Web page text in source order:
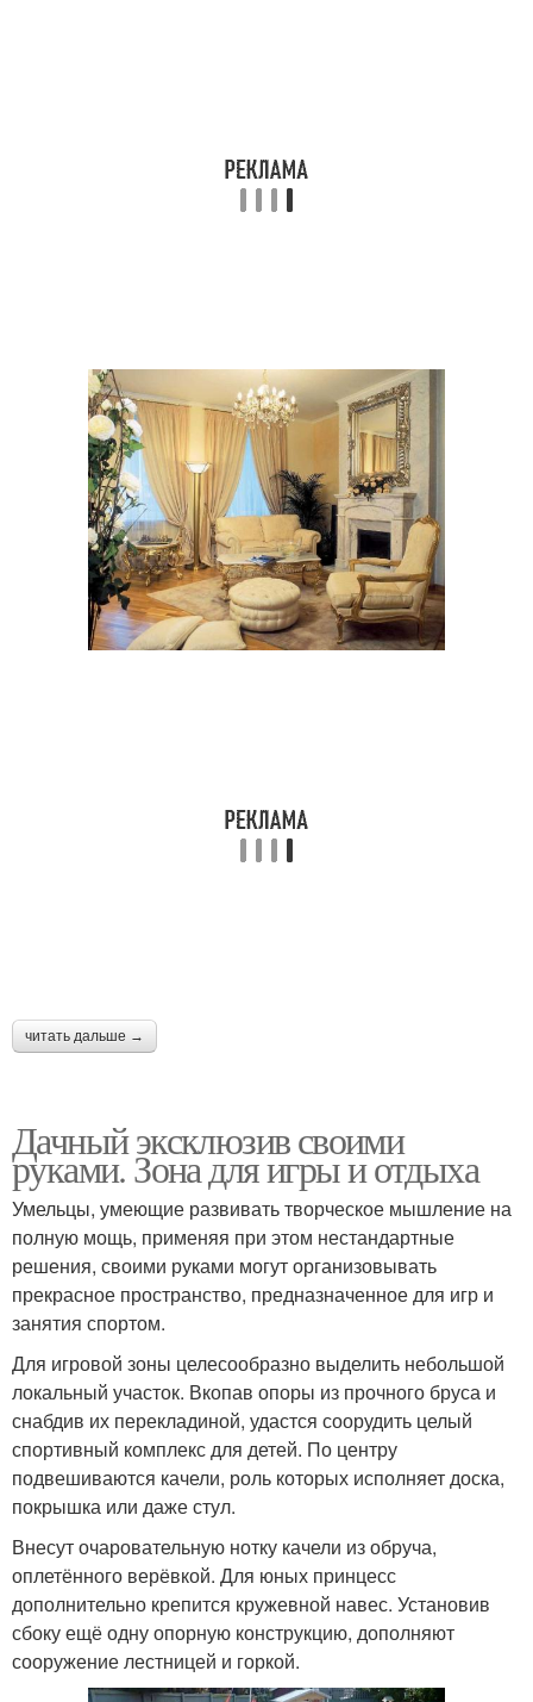
читать дальше →
Дачный эксклюзив своими
руками. Зона для игры и отдыха
Умельцы, умеющие развивать творческое мышление на
полную мощь, применяя при этом нестандартные
решения, своими руками могут организовывать
прекрасное пространство, предназначенное для игр и
занятия спортом.
Для игровой зоны целесообразно выделить небольшой
локальный участок. Вкопав опоры из прочного бруса и
снабдив их перекладиной, удастся соорудить целый
спортивный комплекс для детей. По центру
подвешиваются качели, роль которых исполняет доска,
покрышка или даже стул.
Внесут очаровательную нотку качели из обруча,
оплетённого верёвкой. Для юных принцесс
дополнительно крепится кружевной навес. Установив
сбоку ещё одну опорную конструкцию, дополняют
сооружение лестницей и горкой.